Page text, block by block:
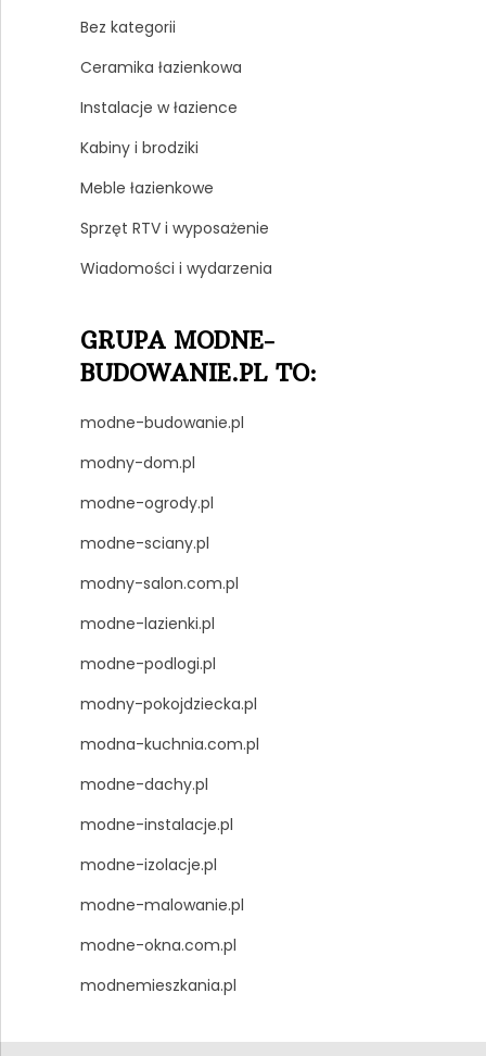
Bez kategorii
Ceramika łazienkowa
Instalacje w łazience
Kabiny i brodziki
Meble łazienkowe
Sprzęt RTV i wyposażenie
Wiadomości i wydarzenia
GRUPA MODNE-
BUDOWANIE.PL TO:
modne-budowanie.pl
modny-dom.pl
modne-ogrody.pl
modne-sciany.pl
modny-salon.com.pl
modne-lazienki.pl
modne-podlogi.pl
modny-pokojdziecka.pl
modna-kuchnia.com.pl
modne-dachy.pl
modne-instalacje.pl
modne-izolacje.pl
modne-malowanie.pl
modne-okna.com.pl
modnemieszkania.pl